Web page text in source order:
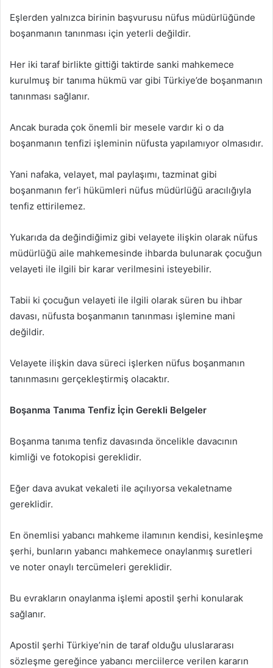
Eşlerden yalnızca birinin başvurusu nüfus müdürlüğünde
boşanmanın tanınması için yeterli değildir.
Her iki taraf birlikte gittiği taktirde sanki mahkemece
kurulmuş bir tanıma hükmü var gibi Türkiye’de boşanmanın
tanınması sağlanır.
Ancak burada çok önemli bir mesele vardır ki o da
boşanmanın tenfizi işleminin nüfusta yapılamıyor olmasıdır.
Yani nafaka, velayet, mal paylaşımı, tazminat gibi
boşanmanın fer’i hükümleri nüfus müdürlüğü aracılığıyla
tenfiz ettirilemez.
Yukarıda da değindiğimiz gibi velayete ilişkin olarak nüfus
müdürlüğü aile mahkemesinde ihbarda bulunarak çocuğun
velayeti ile ilgili bir karar verilmesini isteyebilir.
Tabii ki çocuğun velayeti ile ilgili olarak süren bu ihbar
davası, nüfusta boşanmanın tanınması işlemine mani
değildir.
Velayete ilişkin dava süreci işlerken nüfus boşanmanın
tanınmasını gerçekleştirmiş olacaktır.
Boşanma Tanıma Tenfiz İçin Gerekli Belgeler
Boşanma tanıma tenfiz davasında öncelikle davacının
kimliği ve fotokopisi gereklidir.
Eğer dava avukat vekaleti ile açılıyorsa vekaletname
gereklidir.
En önemlisi yabancı mahkeme ilamının kendisi, kesinleşme
şerhi, bunların yabancı mahkemece onaylanmış suretleri
ve noter onaylı tercümeleri gereklidir.
Bu evrakların onaylanma işlemi apostil şerhi konularak
sağlanır.
Apostil şerhi Türkiye’nin de taraf olduğu uluslararası
sözleşme gereğince yabancı merciilerce verilen kararın